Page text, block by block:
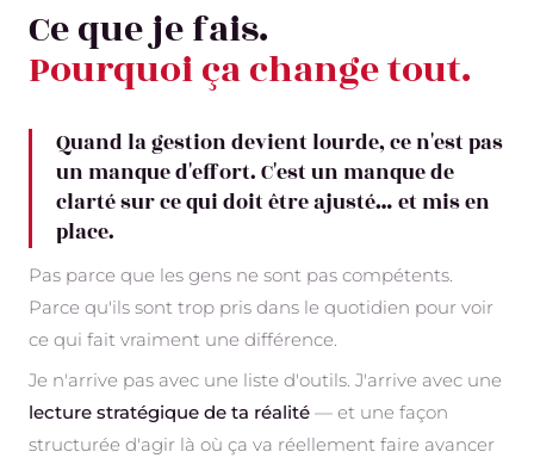
Ce que je fais.
Pourquoi ça change tout.
Quand la gestion devient lourde, ce n'est pas
un manque d'effort. C'est un manque de
clarté sur ce qui doit être ajusté… et mis en
place.
Pas parce que les gens ne sont pas compétents.
Parce qu'ils sont trop pris dans le quotidien pour voir
ce qui fait vraiment une différence.
Je n'arrive pas avec une liste d'outils. J'arrive avec une
lecture stratégique de ta réalité — et une façon
structurée d'agir là où ça va réellement faire avancer